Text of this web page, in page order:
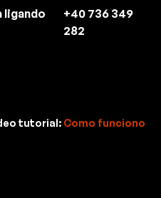
ligando
+40 736 349
282
tutorial: Como funciono